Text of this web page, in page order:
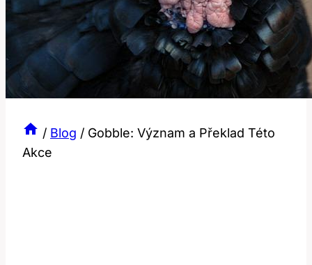
/ Blog / Gobble: Význam a Překlad Této
Akce